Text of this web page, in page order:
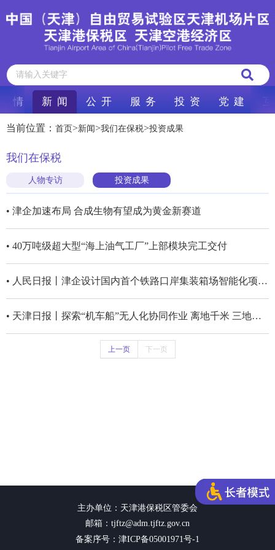
情 新 闻 公 开 服 务 投 资 党 建
当前位置： 首页>新闻>我们在保税>投资成果
我们在保税
人物专访 投资成果
• 津企加速布局 合成生物有望成为黄金新赛道
• 40万吨级超大型“海上油气工厂”上部模块完工交付
• 人民日报丨津企设计国内首个铁路口岸集装箱场智能化项目竣工
• 天津日报丨探索“机车船”无人化协同作业 离地千米 三地越“飞”越立体
上一页 下一页
主办单位：天津港保税区管委会
邮箱：tjftz@adm.tjftz.gov.cn
备案序号：津ICP备05001971号-1